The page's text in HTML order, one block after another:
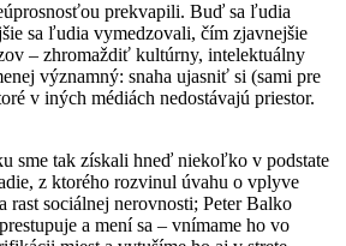
prekvapili. Buď sa ľudia
sa ľudia vymedzovali, čím zjavnejšie
– zhromaždiť kultúrny, intelektuálny
významný: snaha ujasniť si (sami pre
v iných médiách nedostávajú priestor.
sme tak získali hneď niekoľko v podstate
z ktorého rozvinul úvahu o vplyve
sociálnej nerovnosti; Peter Balko
a mení sa – vnímame ho vo